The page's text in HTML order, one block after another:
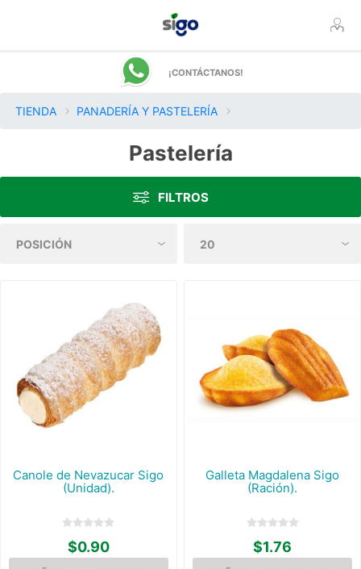
¡CONTÁCTANOS!
TIENDA PANADERÍA Y PASTELERÍA
Pastelería
FILTROS
Canole de Nevazucar Sigo
(Unidad).
$0.90
Galleta Magdalena Sigo
(Ración).
$1.76